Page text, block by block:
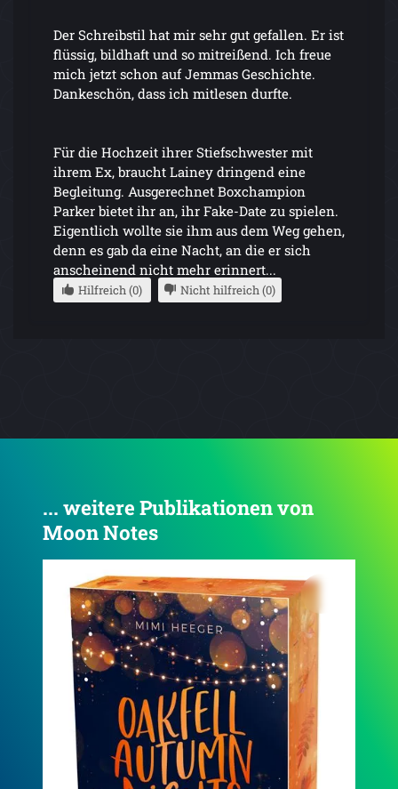
Der Schreibstil hat mir sehr gut gefallen. Er ist
flüssig, bildhaft und so mitreißend. Ich freue
mich jetzt schon auf Jemmas Geschichte.
Dankeschön, dass ich mitlesen durfte.
Für die Hochzeit ihrer Stiefschwester mit
ihrem Ex, braucht Lainey dringend eine
Begleitung. Ausgerechnet Boxchampion
Parker bietet ihr an, ihr Fake-Date zu spielen.
Eigentlich wollte sie ihm aus dem Weg gehen,
denn es gab da eine Nacht, an die er sich
anscheinend nicht mehr erinnert...
Hilfreich (0) Nicht hilfreich (0)
... weitere Publikationen von
Moon Notes